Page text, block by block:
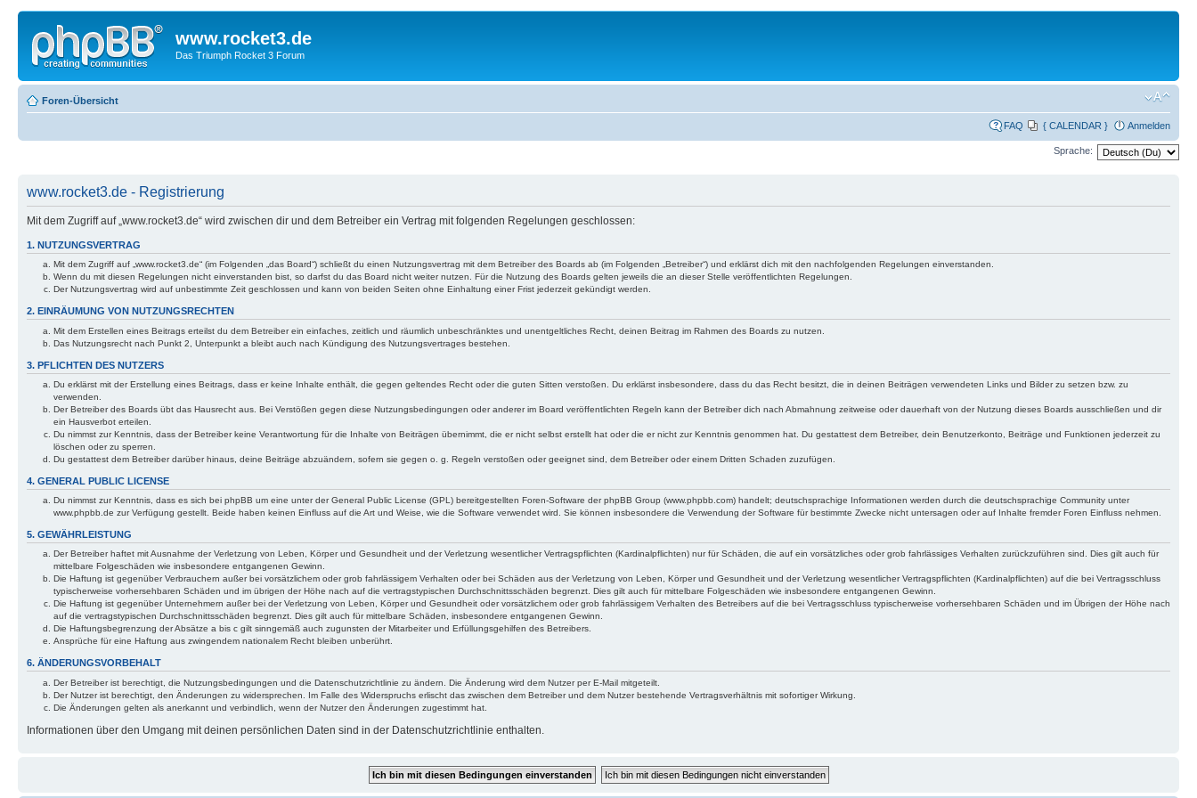
www.rocket3.de
Das Triumph Rocket 3 Forum
Foren-Übersicht
FAQ { CALENDAR } Anmelden
Sprache:
www.rocket3.de - Registrierung
Mit dem Zugriff auf „www.rocket3.de“ wird zwischen dir und dem Betreiber ein Vertrag mit folgenden Regelungen geschlossen:
1. NUTZUNGSVERTRAG
Mit dem Zugriff auf „www.rocket3.de“ (im Folgenden „das Board“) schließt du einen Nutzungsvertrag mit dem Betreiber des Boards ab (im Folgenden „Betreiber“) und erklärst dich mit den nachfolgenden Regelungen einverstanden.
Wenn du mit diesen Regelungen nicht einverstanden bist, so darfst du das Board nicht weiter nutzen. Für die Nutzung des Boards gelten jeweils die an dieser Stelle veröffentlichten Regelungen.
Der Nutzungsvertrag wird auf unbestimmte Zeit geschlossen und kann von beiden Seiten ohne Einhaltung einer Frist jederzeit gekündigt werden.
2. EINRÄUMUNG VON NUTZUNGSRECHTEN
Mit dem Erstellen eines Beitrags erteilst du dem Betreiber ein einfaches, zeitlich und räumlich unbeschränktes und unentgeltliches Recht, deinen Beitrag im Rahmen des Boards zu nutzen.
Das Nutzungsrecht nach Punkt 2, Unterpunkt a bleibt auch nach Kündigung des Nutzungsvertrages bestehen.
3. PFLICHTEN DES NUTZERS
Du erklärst mit der Erstellung eines Beitrags, dass er keine Inhalte enthält, die gegen geltendes Recht oder die guten Sitten verstoßen. Du erklärst insbesondere, dass du das Recht besitzt, die in deinen Beiträgen verwendeten Links und Bilder zu setzen bzw. zu
verwenden.
Der Betreiber des Boards übt das Hausrecht aus. Bei Verstößen gegen diese Nutzungsbedingungen oder anderer im Board veröffentlichten Regeln kann der Betreiber dich nach Abmahnung zeitweise oder dauerhaft von der Nutzung dieses Boards ausschließen und dir
ein Hausverbot erteilen.
Du nimmst zur Kenntnis, dass der Betreiber keine Verantwortung für die Inhalte von Beiträgen übernimmt, die er nicht selbst erstellt hat oder die er nicht zur Kenntnis genommen hat. Du gestattest dem Betreiber, dein Benutzerkonto, Beiträge und Funktionen jederzeit zu
löschen oder zu sperren.
Du gestattest dem Betreiber darüber hinaus, deine Beiträge abzuändern, sofern sie gegen o. g. Regeln verstoßen oder geeignet sind, dem Betreiber oder einem Dritten Schaden zuzufügen.
4. GENERAL PUBLIC LICENSE
Du nimmst zur Kenntnis, dass es sich bei phpBB um eine unter der General Public License (GPL) bereitgestellten Foren-Software der phpBB Group (www.phpbb.com) handelt; deutschsprachige Informationen werden durch die deutschsprachige Community unter
www.phpbb.de zur Verfügung gestellt. Beide haben keinen Einfluss auf die Art und Weise, wie die Software verwendet wird. Sie können insbesondere die Verwendung der Software für bestimmte Zwecke nicht untersagen oder auf Inhalte fremder Foren Einfluss nehmen.
5. GEWÄHRLEISTUNG
Der Betreiber haftet mit Ausnahme der Verletzung von Leben, Körper und Gesundheit und der Verletzung wesentlicher Vertragspflichten (Kardinalpflichten) nur für Schäden, die auf ein vorsätzliches oder grob fahrlässiges Verhalten zurückzuführen sind. Dies gilt auch für
mittelbare Folgeschäden wie insbesondere entgangenen Gewinn.
Die Haftung ist gegenüber Verbrauchern außer bei vorsätzlichem oder grob fahrlässigem Verhalten oder bei Schäden aus der Verletzung von Leben, Körper und Gesundheit und der Verletzung wesentlicher Vertragspflichten (Kardinalpflichten) auf die bei Vertragsschluss
typischerweise vorhersehbaren Schäden und im übrigen der Höhe nach auf die vertragstypischen Durchschnittsschäden begrenzt. Dies gilt auch für mittelbare Folgeschäden wie insbesondere entgangenen Gewinn.
Die Haftung ist gegenüber Unternehmern außer bei der Verletzung von Leben, Körper und Gesundheit oder vorsätzlichem oder grob fahrlässigem Verhalten des Betreibers auf die bei Vertragsschluss typischerweise vorhersehbaren Schäden und im Übrigen der Höhe nach
auf die vertragstypischen Durchschnittsschäden begrenzt. Dies gilt auch für mittelbare Schäden, insbesondere entgangenen Gewinn.
Die Haftungsbegrenzung der Absätze a bis c gilt sinngemäß auch zugunsten der Mitarbeiter und Erfüllungsgehilfen des Betreibers.
Ansprüche für eine Haftung aus zwingendem nationalem Recht bleiben unberührt.
6. ÄNDERUNGSVORBEHALT
Der Betreiber ist berechtigt, die Nutzungsbedingungen und die Datenschutzrichtlinie zu ändern. Die Änderung wird dem Nutzer per E-Mail mitgeteilt.
Der Nutzer ist berechtigt, den Änderungen zu widersprechen. Im Falle des Widerspruchs erlischt das zwischen dem Betreiber und dem Nutzer bestehende Vertragsverhältnis mit sofortiger Wirkung.
Die Änderungen gelten als anerkannt und verbindlich, wenn der Nutzer den Änderungen zugestimmt hat.
Informationen über den Umgang mit deinen persönlichen Daten sind in der Datenschutzrichtlinie enthalten.